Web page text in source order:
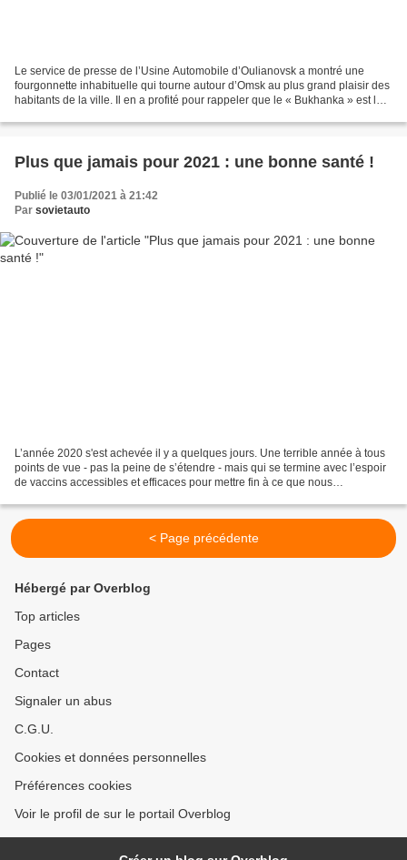
Le service de presse de l’Usine Automobile d’Oulianovsk a montré une
fourgonnette inhabituelle qui tourne autour d’Omsk au plus grand plaisir des
habitants de la ville. Il en a profité pour rappeler que le « Bukhanka » est le
Plus que jamais pour 2021 : une bonne santé !
Publié le 03/01/2021 à 21:42
Par sovietauto
L’année 2020 s'est achevée il y a quelques jours. Une terrible année à tous
points de vue - pas la peine de s’étendre - mais qui se termine avec l’espoir
de vaccins accessibles et efficaces pour mettre fin à ce que nous
< Page précédente
Hébergé par Overblog
Top articles
Pages
Contact
Signaler un abus
C.G.U.
Cookies et données personnelles
Préférences cookies
Voir le profil de sur le portail Overblog